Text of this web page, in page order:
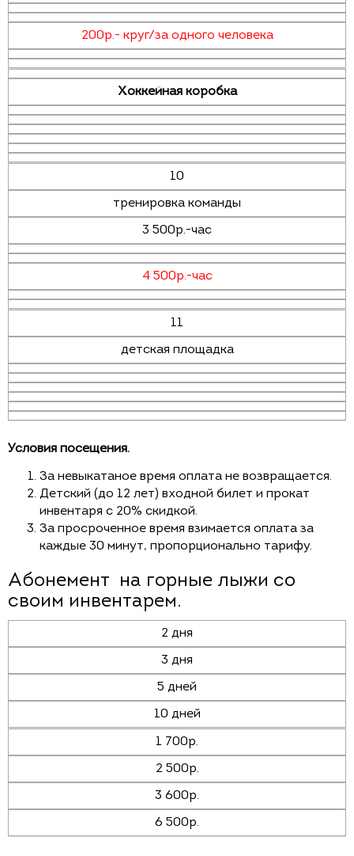
200р.- круг/за одного человека
Хоккейная коробка
10
тренировка команды
3 500р.-час
4 500р.-час
11
детская площадка
Условия посещения.
За невыкатаное время оплата не возвращается.
Детский (до 12 лет) входной билет и прокат
инвентаря с 20% скидкой.
За просроченное время взимается оплата за
каждые 30 минут, пропорционально тарифу.
Абонемент на горные лыжи со
своим инвентарем.
2 дня
3 дня
5 дней
10 дней
1 700р.
2 500р.
3 600р.
6 500р.